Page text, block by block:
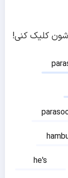
کلیک کنی!
he's